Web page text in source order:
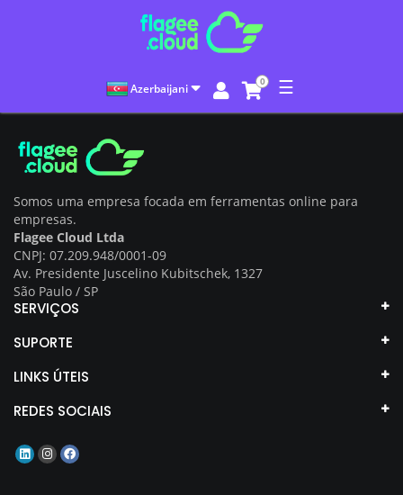
Azerbaijani 0 ☰
Somos uma empresa focada em ferramentas online para
empresas.
Flagee Cloud Ltda
CNPJ: 07.209.948/0001-09
Av. Presidente Juscelino Kubitschek, 1327
São Paulo / SP
SERVIÇOS
SUPORTE
LINKS ÚTEIS
REDES SOCIAIS